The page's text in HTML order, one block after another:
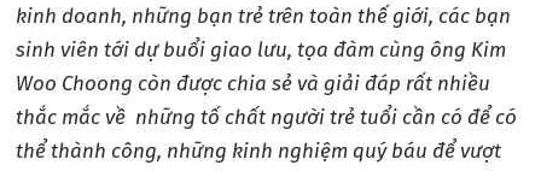
kinh doanh, những bạn trẻ trên toàn thế giới, các bạn
sinh viên tới dự buổi giao lưu, tọa đàm cùng ông Kim
Woo Choong còn được chia sẻ và giải đáp rất nhiều
thắc mắc về những tố chất người trẻ tuổi cần có để có
thể thành công, những kinh nghiệm quý báu để vượt